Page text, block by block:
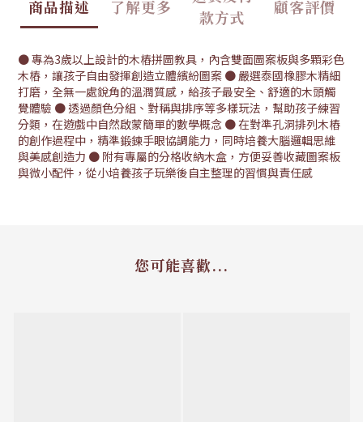
商品描述 了解更多
款方式
顧客評價
● 專為3歲以上設計的木樁拼圖教具，內含雙面圖案板與多顆彩色
木樁，讓孩子自由發揮創造立體繽紛圖案 ● 嚴選泰國橡膠木精細
打磨，全無一處銳角的溫潤質感，給孩子最安全、舒適的木頭觸
覺體驗 ● 透過顏色分組、對稱與排序等多樣玩法，幫助孩子練習
分類，在遊戲中自然啟蒙簡單的數學概念 ● 在對準孔洞排列木樁
的創作過程中，精準鍛鍊手眼協調能力，同時培養大腦邏輯思維
與美感創造力 ● 附有專屬的分格收納木盒，方便妥善收藏圖案板
與微小配件，從小培養孩子玩樂後自主整理的習慣與責任感
您可能喜歡...